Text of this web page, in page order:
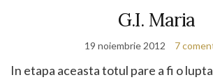
G.I. Maria
19 noiembrie 2012 7
In etapa aceasta totul pare a fi o